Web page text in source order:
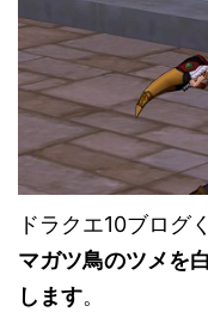
ドラクエ10ブログ
マガツ鳥のツメを
します。